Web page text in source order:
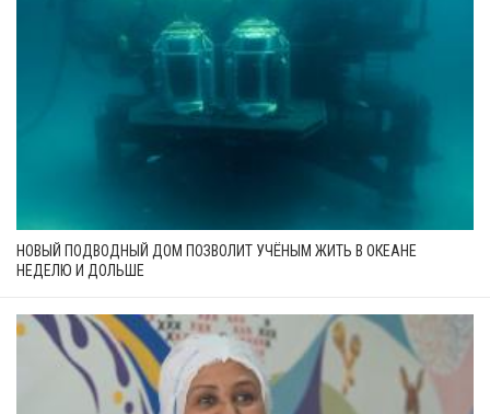
НОВЫЙ ПОДВОДНЫЙ ДОМ ПОЗВОЛИТ УЧЁНЫМ ЖИТЬ В ОКЕАНЕ
НЕДЕЛЮ И ДОЛЬШЕ